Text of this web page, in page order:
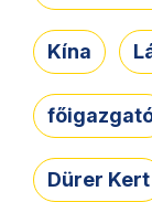
Kína
Dürer Kert